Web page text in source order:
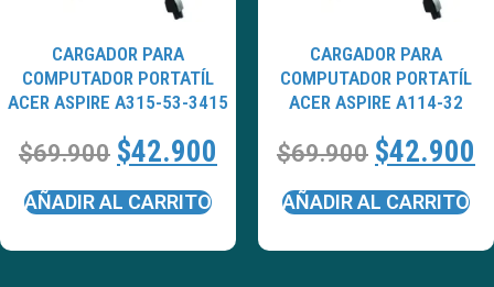
CARGADOR PARA
COMPUTADOR PORTATÍL
ACER ASPIRE A315-53-3415
$69.900 $42.900
AÑADIR AL CARRITO
CARGADOR PARA
COMPUTADOR PORTATÍL
ACER ASPIRE A114-32
$69.900 $42.900
AÑADIR AL CARRITO